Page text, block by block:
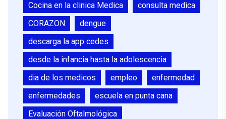
Cocina en la clinica Medica
consulta medica
CORAZON
dengue
descarga la app cedes
desde la infancia hasta la adolescencia
dia de los medicos
empleo
enfermedad
enfermedades
escuela en punta cana
Evaluación Oftalmológica